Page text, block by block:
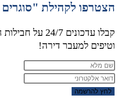
הצטרפו לקהילת
קבלו עדכונים
וטיפים למעבר דירה!
לחץ להרשמה